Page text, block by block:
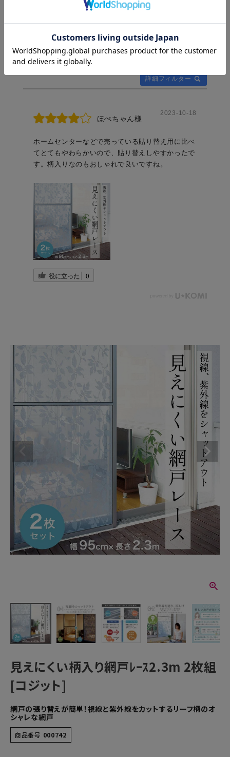
4.00
レビューを書く
詳細フィルター
日付順 ↓ 評価順 いいね数順
購入確認順
写真・動画付き順
ほぺちゃん様
2023-10-18
ホームセンターなどで売っている貼り替え用に比べ
てとてもやわらかいので、貼り替えしやすかったで
す。柄入りなのもおしゃれで良いですね。
役に立った 0
見えにくい柄入り網戸ﾚｰｽ2.3m 2枚組
[コジット]
網戸の張り替えが簡単！視線と紫外線をカットするリーフ柄のオ
シャレな網戸
商品番号 000742